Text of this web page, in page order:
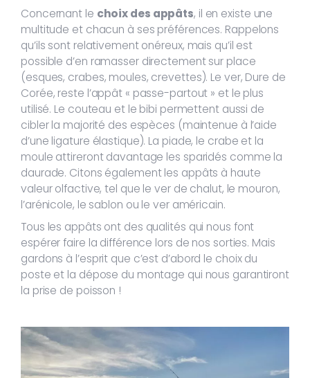
Concernant le choix des appâts, il en existe une
multitude et chacun à ses préférences. Rappelons
qu’ils sont relativement onéreux, mais qu’il est
possible d’en ramasser directement sur place
(esques, crabes, moules, crevettes). Le ver, Dure de
Corée, reste l’appât « passe-partout » et le plus
utilisé. Le couteau et le bibi permettent aussi de
cibler la majorité des espèces (maintenue à l’aide
d’une ligature élastique). La piade, le crabe et la
moule attireront davantage les sparidés comme la
daurade. Citons également les appâts à haute
valeur olfactive, tel que le ver de chalut, le mouron,
l’arénicole, le sablon ou le ver américain.
Tous les appâts ont des qualités qui nous font
espérer faire la différence lors de nos sorties. Mais
gardons à l’esprit que c’est d’abord le choix du
poste et la dépose du montage qui nous garantiront
la prise de poisson !